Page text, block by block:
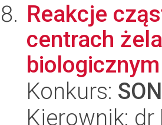
Reakcje
centrach
Konkurs:
Kierownik: